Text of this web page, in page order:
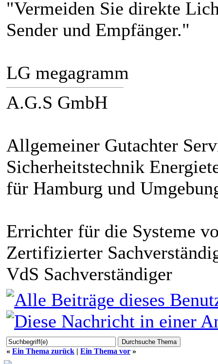
"Vermeiden Sie direkte
Sender und Empfänger."
LG megagramm
A.G.S GmbH
Allgemeiner Gutachter
Sicherheitstechnik
für Hamburg und
Errichter für die Systeme
Zertifizierter
VdS Sachverständiger
« Ein Thema zurück | Ein Thema vor »